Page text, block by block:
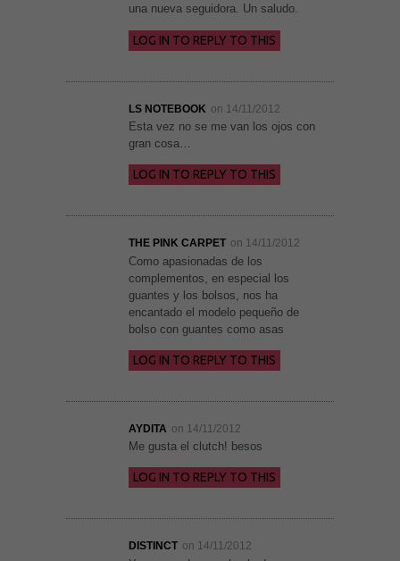
una nueva seguidora. Un saludo.
LOG IN TO REPLY TO THIS
LS NOTEBOOK on 14/11/2012
Esta vez no se me van los ojos con
gran cosa…
LOG IN TO REPLY TO THIS
THE PINK CARPET on 14/11/2012
Como apasionadas de los
complementos, en especial los
guantes y los bolsos, nos ha
encantado el modelo pequeño de
bolso con guantes como asas
LOG IN TO REPLY TO THIS
AYDITA on 14/11/2012
Me gusta el clutch! besos
LOG IN TO REPLY TO THIS
DISTINCT on 14/11/2012
para que
web. Para
que
de la web, en
base a cómo
nuestra web
mejor posible
durante tu
visita. Si
rechaza estas
cookies,
algunas
desaparecerán
de la web.
Marketing
Al compartir tus
comportamiento
mientras visitas
posibilidad de
ofertas